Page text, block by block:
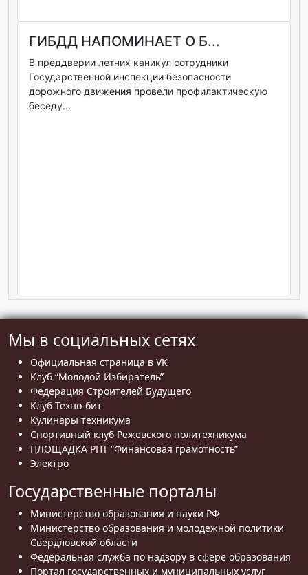
ГИБДД НАПОМИНАЕТ О Б...
В преддверии летних каникул сотрудники
Государственной инспекции безопасности
дорожного движения провели профилактическую
беседу...
Мы в социальных сетях
Официальная страница в VK
Клуб “Молодой Избиратель”
Федерация Строителей Будущего
Клуб Техно-бит
Кулинары техникума
Спортивный клуб Режевского политехникума
ПЛОЩАДКА РПТ “Финансовая грамотность”
Электро
Государственные порталы
Министерство образования и науки РФ
Министерство образования и молодежной политики
Свердловской области
Федеральная служба по надзору в сфере образования
Портал государственных и муниципальных услуг